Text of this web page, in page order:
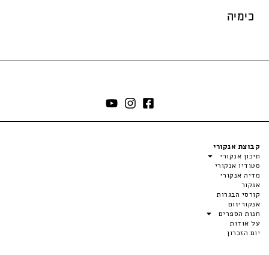
כימיה
קבוצת אנקורי
תיכון אנקורי
סטודיו אנקורי
מדיה אנקורי
אנקור
קורסי הבגרות
אנקוריזום
חנות הספרים
על אודות
יום הזכרון